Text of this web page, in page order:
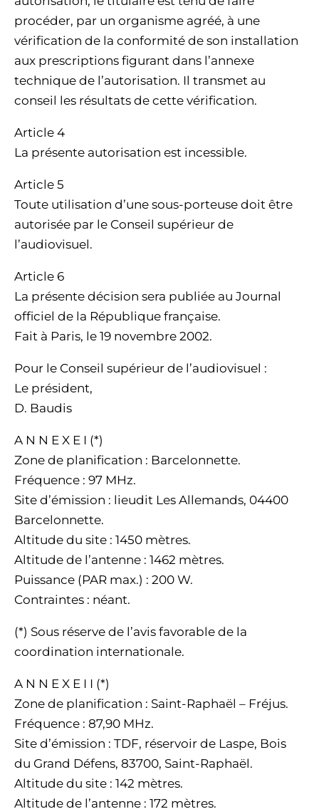
procéder, par un organisme agréé, à une
vérification de la conformité de son installation
aux prescriptions figurant dans l’annexe
technique de l’autorisation. Il transmet au
conseil les résultats de cette vérification.
Article 4
La présente autorisation est incessible.
Article 5
Toute utilisation d’une sous-porteuse doit être
autorisée par le Conseil supérieur de
l’audiovisuel.
Article 6
La présente décision sera publiée au Journal
officiel de la République française.
Fait à Paris, le 19 novembre 2002.
Pour le Conseil supérieur de l’audiovisuel :
Le président,
D. Baudis
A N N E X E I (*)
Zone de planification : Barcelonnette.
Fréquence : 97 MHz.
Site d’émission : lieudit Les Allemands, 04400
Barcelonnette.
Altitude du site : 1450 mètres.
Altitude de l’antenne : 1462 mètres.
Puissance (PAR max.) : 200 W.
Contraintes : néant.
(*) Sous réserve de l’avis favorable de la
coordination internationale.
A N N E X E I I (*)
Zone de planification : Saint-Raphaël – Fréjus.
Fréquence : 87,90 MHz.
Site d’émission : TDF, réservoir de Laspe, Bois
du Grand Défens, 83700, Saint-Raphaël.
Altitude du site : 142 mètres.
Altitude de l’antenne : 172 mètres.